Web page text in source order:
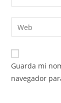
de
usuario
para
comentar
tu
dirección
de
electrónico
para
comentar
Introduce
la
URL
de
Guarda mi
navegador